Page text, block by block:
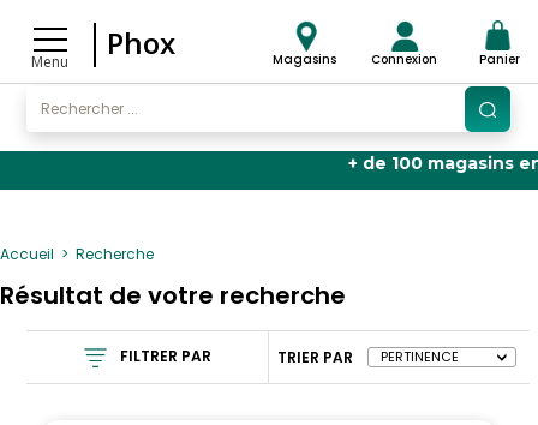
Menu
Phox Magasins Connexion Panier
+ de 100 magasins en France
Accueil Recherche
Résultat de votre recherche
FILTRER PAR TRIER PAR